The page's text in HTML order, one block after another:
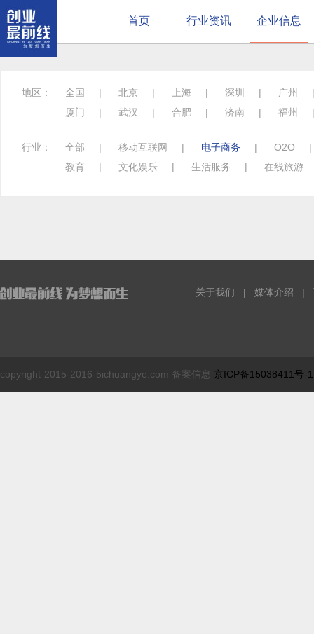
首页 行业资讯 企业信息
地区： 全国 | 北京 | 上海 | 深圳 | 广州
厦门
| 武汉 | 合肥 | 济南 | 福州
行业： 全部 | 移动互联网 | 电子商务 | O2O
|
教育
| 文化娱乐 | 生活服务 | 在线旅游
关于我们 | 媒体介绍 |
copyright-2015-2016-5ichuangye.com 备案信息 京ICP备15038411号-1